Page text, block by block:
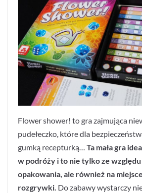
Flower shower! to gra zajmująca
pudełeczko, które dla
gumką recepturką… Ta mała gra
w podróży i to nie tylko ze
opakowania, ale również na
rozgrywki. Do zabawy wystarczy